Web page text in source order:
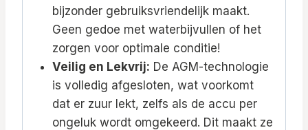
bijzonder gebruiksvriendelijk maakt.
Geen gedoe met waterbijvullen of het
zorgen voor optimale conditie!
Veilig en Lekvrij: De AGM-technologie
is volledig afgesloten, wat voorkomt
dat er zuur lekt, zelfs als de accu per
ongeluk wordt omgekeerd. Dit maakt ze